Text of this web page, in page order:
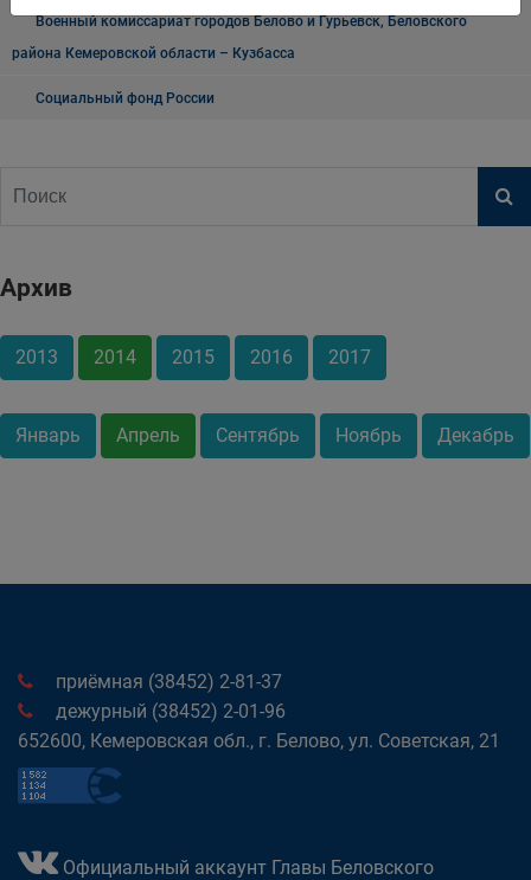
Военный комиссариат городов Белово и Гурьевск, Беловского
района Кемеровской области – Кузбасса
Социальный фонд России
Архив
2013 2014 2015 2016 2017
Январь Апрель Сентябрь Ноябрь Декабрь
приёмная (38452) 2-81-37
дежурный (38452) 2-01-96
652600, Кемеровская обл., г. Белово, ул. Советская, 21
Официальный аккаунт Главы Беловского